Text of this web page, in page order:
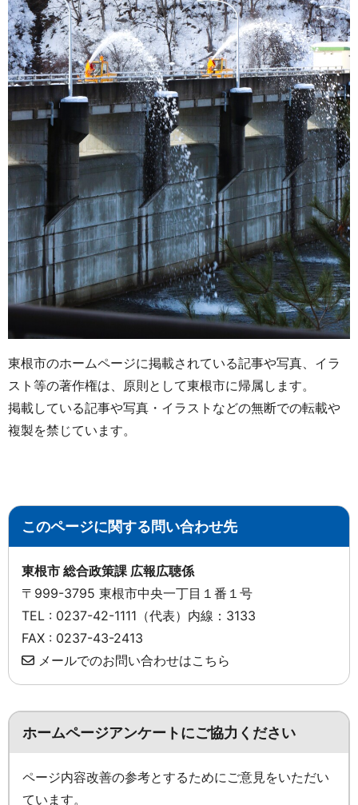
東根市のホームページに掲載されている記事や写真、イラ
スト等の著作権は、原則として東根市に帰属します。
掲載している記事や写真・イラストなどの無断での転載や
複製を禁じています。
このページに関する問い合わせ先
東根市 総合政策課 広報広聴係
〒999-3795 東根市中央一丁目１番１号
TEL : 0237-42-1111（代表）内線：3133
FAX : 0237-43-2413
メールでのお問い合わせはこちら
ホームページアンケートにご協力ください
ページ内容改善の参考とするためにご意見をいただい
ています。